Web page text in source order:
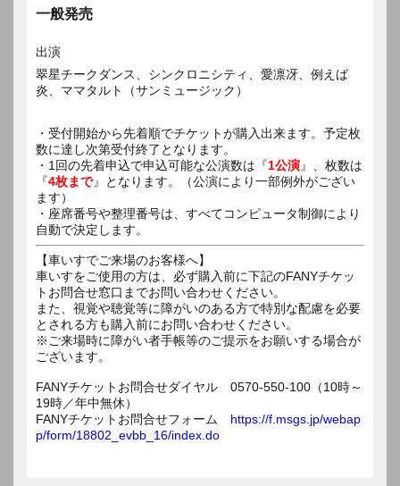
一般発売
出演
翠星チークダンス、シンクロニシティ、愛凛冴、例えば
炎、ママタルト（サンミュージック）
・受付開始から先着順でチケットが購入出来ます。予定枚
数に達し次第受付終了となります。
・1回の先着申込で申込可能な公演数は『1公演』、枚数は
『4枚まで』となります。（公演により一部例外がござい
ます）
・座席番号や整理番号は、すべてコンピュータ制御により
自動で決定します。
【車いすでご来場のお客様へ】
車いすをご使用の方は、必ず購入前に下記のFANYチケッ
トお問合せ窓口までお問い合わせください。
また、視覚や聴覚等に障がいのある方で特別な配慮を必要
とされる方も購入前にお問い合わせください。
※ご来場時に障がい者手帳等のご提示をお願いする場合が
ございます。
FANYチケットお問合せダイヤル 0570-550-100（10時～
19時／年中無休）
FANYチケットお問合せフォーム https://f.msgs.jp/webap
p/form/18802_evbb_16/index.do